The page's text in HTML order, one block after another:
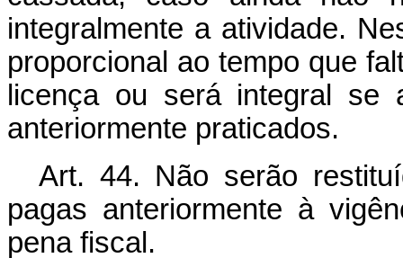
integralmente a atividade.
proporcional ao tempo que
licença ou será integral se
anteriormente praticados.
Art. 44. Não serão
pagas anteriormente à
pena fiscal.